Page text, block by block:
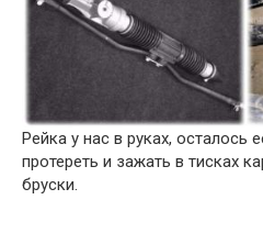
Рейка у нас в руках, осталось
протереть и зажать в тисках
бруски.